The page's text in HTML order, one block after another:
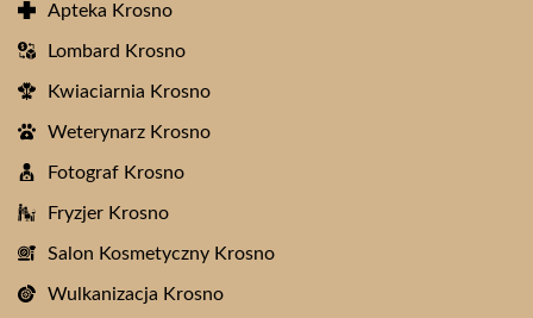
Apteka Krosno
Lombard Krosno
Kwiaciarnia Krosno
Weterynarz Krosno
Fotograf Krosno
Fryzjer Krosno
Salon Kosmetyczny Krosno
Wulkanizacja Krosno